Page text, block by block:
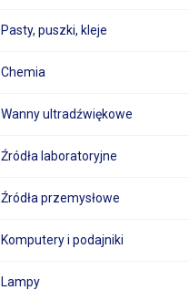
Pasty, puszki, kleje
Chemia
Wanny ultradźwiękowe
Źródła laboratoryjne
Źródła przemysłowe
Komputery i podajniki
Lampy